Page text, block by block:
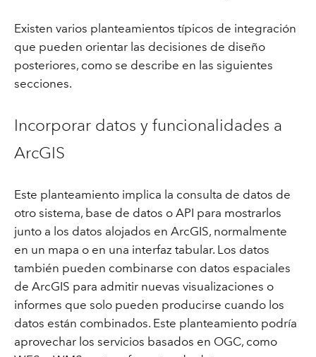
Existen varios planteamientos típicos de integración
que pueden orientar las decisiones de diseño
posteriores, como se describe en las siguientes
secciones.
Incorporar datos y funcionalidades a
ArcGIS
Este planteamiento implica la consulta de datos de
otro sistema, base de datos o API para mostrarlos
junto a los datos alojados en ArcGIS, normalmente
en un mapa o en una interfaz tabular. Los datos
también pueden combinarse con datos espaciales
de ArcGIS para admitir nuevas visualizaciones o
informes que solo pueden producirse cuando los
datos están combinados. Este planteamiento podría
aprovechar los servicios basados en OGC, como